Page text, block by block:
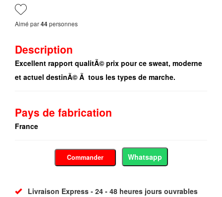
Aimé par44personnes
Description
Excellent rapport qualitÃ© prix pour ce sweat, moderne
et actuel destinÃ© Ã tous les types de marche.
Pays de fabrication
France
Commander Whatsapp
Livraison Express - 24 - 48 heures jours ouvrables